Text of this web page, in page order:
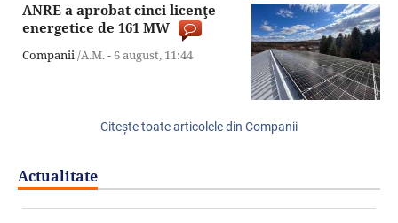
ANRE a aprobat cinci licenţe
energetice de 161 MW
Companii/A.M. -6 august, 11:44
Citeşte toate articolele din Companii
Actualitate